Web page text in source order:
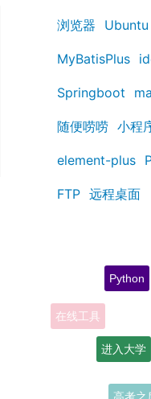
浏览器 Ubuntu
MyBatisPlus
Springboot
随便唠唠 小程
element-plus
FTP 远程桌面
在线工具
Python
高考之
进入大学